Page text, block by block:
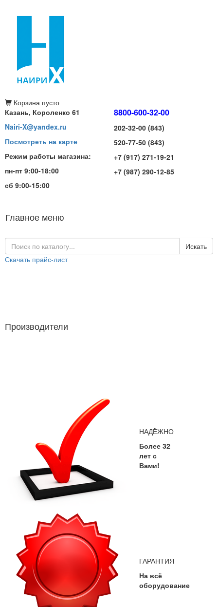
Корзина пусто
Казань, Короленко 61
Nairi-X@yandex.ru
Посмотреть на карте
Режим работы магазина:
пн-пт 9:00-18:00
сб 9:00-15:00
8800-600-32-00
202-32-00 (843)
520-77-50 (843)
+7 (917) 271-19-21
+7 (987) 290-12-85
Главное меню
Искать
Скачать прайс-лист
Производители
НАДЁЖНО
Более 32
лет с
Вами!
ГАРАНТИЯ
На всё
оборудование